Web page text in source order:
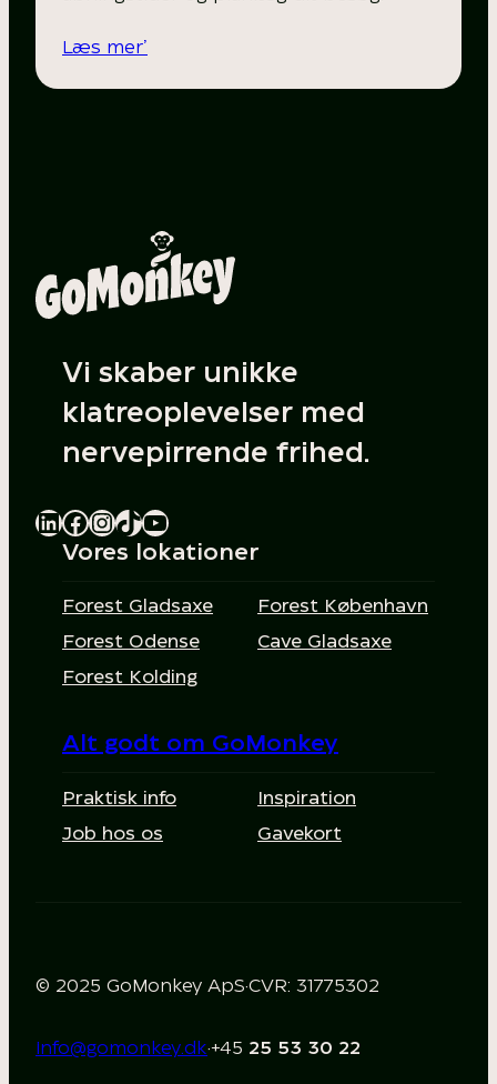
Læs mer’
Vi skaber unikke
klatreoplevelser med
nervepirrende frihed.
LinkedIn Facebook InstagramTikTok YouTube
Vores lokationer
Forest Gladsaxe Forest København
Forest Odense Cave Gladsaxe
Forest Kolding
Alt godt om GoMonkey
Praktisk info Inspiration
Job hos os Gavekort
© 2025 GoMonkey ApS·CVR: 31775302
info@gomonkey.dk·+45 25 53 30 22